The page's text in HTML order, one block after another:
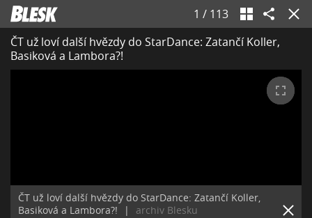
1 / 113
ČT už loví další hvězdy do StarDance: Zatančí Koller,
Basiková a Lambora?!
ČT už loví další hvězdy do StarDance: Zatančí Koller,
Basiková a Lambora?!
| archiv Blesku